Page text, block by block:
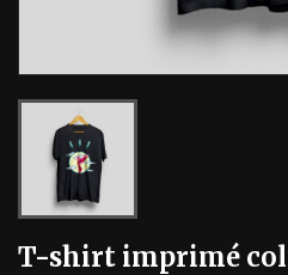
T-shirt imprimé